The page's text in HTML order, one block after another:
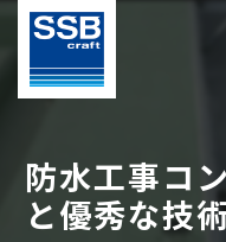
防水工事コ
と優秀な技